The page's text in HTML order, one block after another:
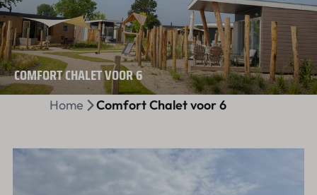
COMFORT CHALET VOOR 6
Home Comfort Chalet voor 6